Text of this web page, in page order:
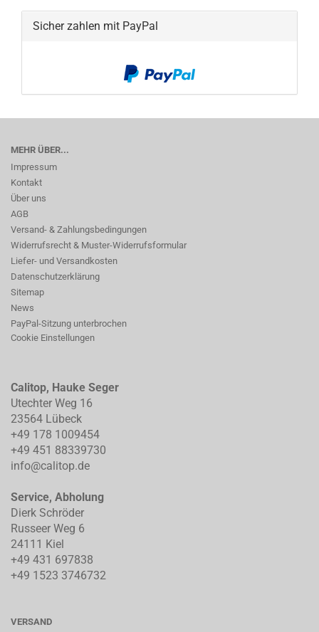
Sicher zahlen mit PayPal
MEHR ÜBER...
Impressum
Kontakt
Über uns
AGB
Versand- & Zahlungsbedingungen
Widerrufsrecht & Muster-Widerrufsformular
Liefer- und Versandkosten
Datenschutzerklärung
Sitemap
News
PayPal-Sitzung unterbrochen
Cookie Einstellungen
Calitop, Hauke Seger
Utechter Weg 16
23564 Lübeck
+49 178 1009454
+49 451 88339730
info@calitop.de
Service, Abholung
Dierk Schröder
Russeer Weg 6
24111 Kiel
+49 431 697838
+49 1523 3746732
VERSAND